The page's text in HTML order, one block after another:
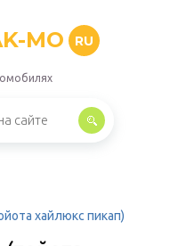
MO RU
хайлюкс пикап)